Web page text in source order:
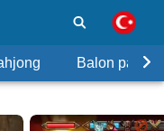
Balon